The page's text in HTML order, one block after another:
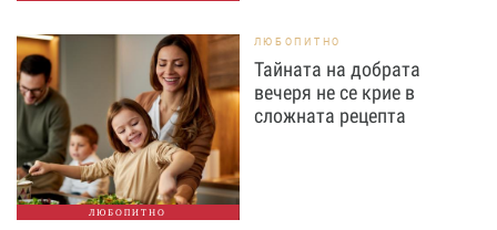
ЛЮБОПИТНО
ЛЮБОПИТНО
Тайната на добрата
вечеря не се крие в
сложната рецепта